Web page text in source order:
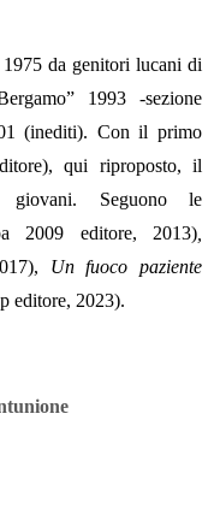
da genitori lucani di
1993 -sezione
(inediti). Con il primo
qui riproposto, il
giovani. Seguono le
2009 editore, 2013)
Un fuoco paziente
editore, 2023).